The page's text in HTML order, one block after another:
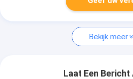
Bekijk meer
Laat Een